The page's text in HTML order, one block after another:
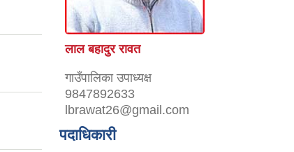
लाल बहादुर रावत
गाउँपालिका उपाध्यक्ष
9847892633
lbrawat26@gmail.com
पदाधिकारी